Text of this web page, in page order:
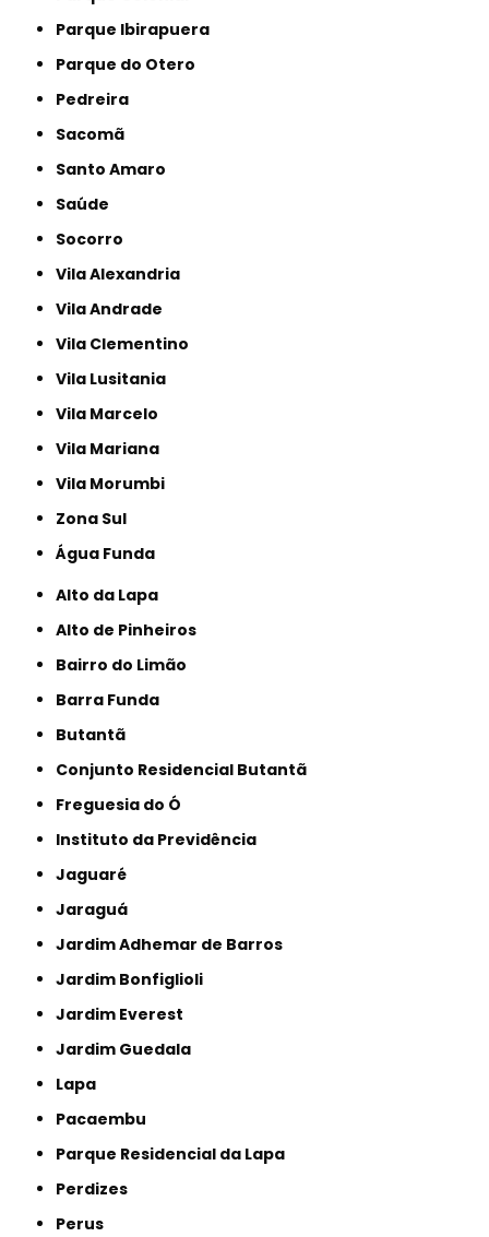
Parque Ibirapuera
Parque do Otero
Pedreira
Sacomã
Santo Amaro
Saúde
Socorro
Vila Alexandria
Vila Andrade
Vila Clementino
Vila Lusitania
Vila Marcelo
Vila Mariana
Vila Morumbi
Zona Sul
Água Funda
Alto da Lapa
Alto de Pinheiros
Bairro do Limão
Barra Funda
Butantã
Conjunto Residencial Butantã
Freguesia do Ó
Instituto da Previdência
Jaguaré
Jaraguá
Jardim Adhemar de Barros
Jardim Bonfiglioli
Jardim Everest
Jardim Guedala
Lapa
Pacaembu
Parque Residencial da Lapa
Perdizes
Perus